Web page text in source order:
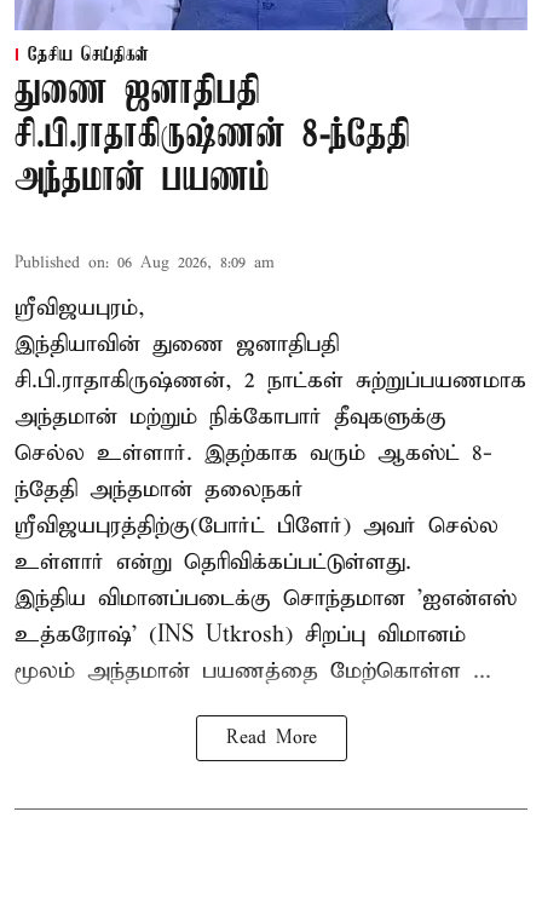
தேசிய செய்திகள்
துணை ஜனாதிபதி
சி.பி.ராதாகிருஷ்ணன் 8-ந்தேதி
அந்தமான் பயணம்
Published on: 06 Aug 2026, 8:09 am
ஸ்ரீவிஜயபுரம்,
இந்தியாவின் துணை ஜனாதிபதி
சி.பி.ராதாகிருஷ்ணன், 2 நாட்கள் சுற்றுப்பயணமாக
அந்தமான் மற்றும் நிக்கோபார் தீவுகளுக்கு
செல்ல உள்ளார். இதற்காக வரும் ஆகஸ்ட் 8-
ந்தேதி அந்தமான் தலைநகர்
ஸ்ரீவிஜயபுரத்திற்கு(போர்ட் பிளேர்) அவர் செல்ல
உள்ளார் என்று தெரிவிக்கப்பட்டுள்ளது.
இந்திய விமானப்படைக்கு சொந்தமான 'ஐஎன்எஸ்
உத்கரோஷ்' (INS Utkrosh) சிறப்பு விமானம்
மூலம் அந்தமான் பயணத்தை மேற்கொள்ள ...
Read More